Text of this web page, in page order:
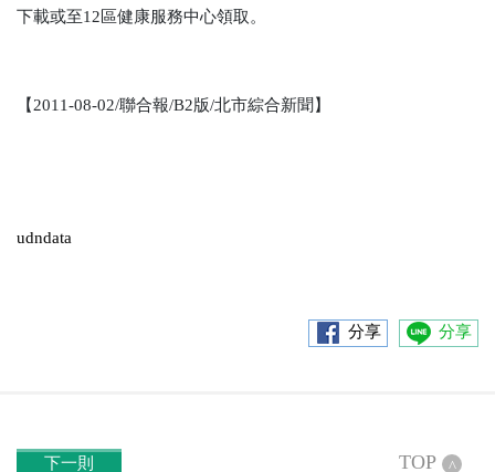
下載或至12區健康服務中心領取。
【2011-08-02/聯合報/B2版/北市綜合新聞】
udndata
分享 分享
下一則 TOP ^